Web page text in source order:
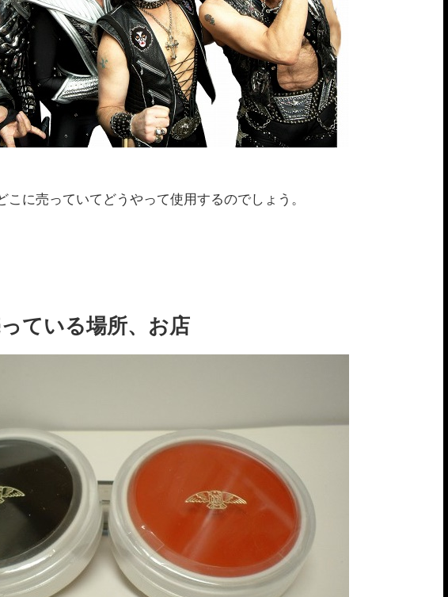
こに売っていてどうやって使用するのでしょう。
ている場所、お店